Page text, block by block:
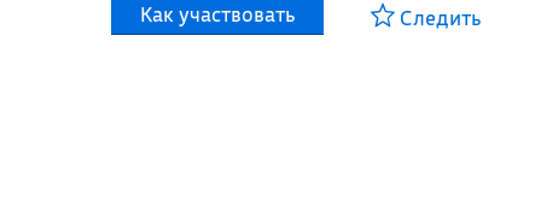
Как участвовать Следить